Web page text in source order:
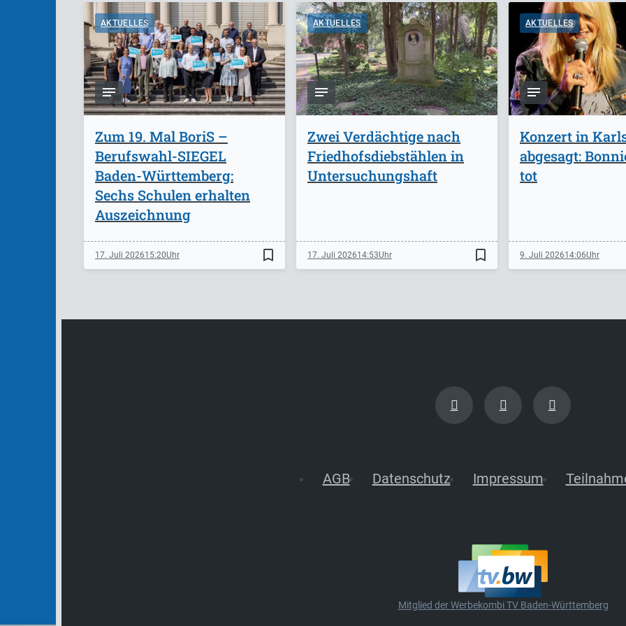
AKTUELLES
Zum 19. Mal BoriS –
Berufswahl-SIEGEL
Baden-Württemberg:
Sechs Schulen erhalten
Auszeichnung
17. Juli 202615:20 bookmark_border
AKTUELLES
Zwei Verdächtige nach
Friedhofsdiebstählen in
Untersuchungshaft
17. Juli 202614:53 bookmark_border
AKTUELLES
Konzert in
abgesagt:
tot
9. Juli 202614:06
AGB Datenschutz Impressum
Mitglied der Werbekombi TV Baden-Württemberg